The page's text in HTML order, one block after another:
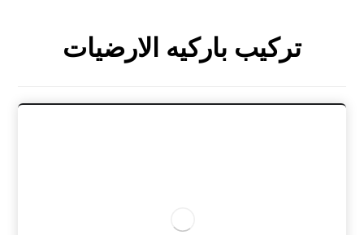
تركيب باركيه الارضيات